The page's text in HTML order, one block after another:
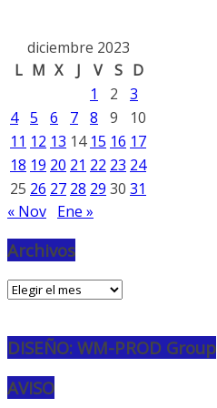
diciembre 2023
L M X J V S D
1
2
3
4 5 6 7 8 9
10
11 12 13 14 15 16 17
18 19 20 21 22 23 24
25 26 27 28 29 30 31
« Nov Ene »
Archivos
Archivos
DISEÑO: WM-PROD Group
AVISO